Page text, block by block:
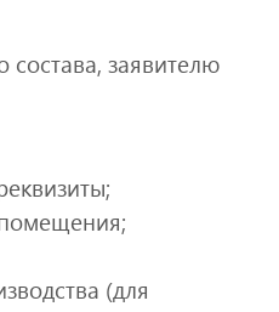
заявителю
(для